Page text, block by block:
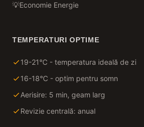
💡Economie Energie
TEMPERATURI OPTIME
19-21°C - temperatura ideală de zi
16-18°C - optim pentru somn
Aerisire: 5 min, geam larg
Revizie centrală: anual